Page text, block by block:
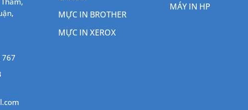
MỰC IN BROTHER
MỰC IN XEROX
MÁY IN HP